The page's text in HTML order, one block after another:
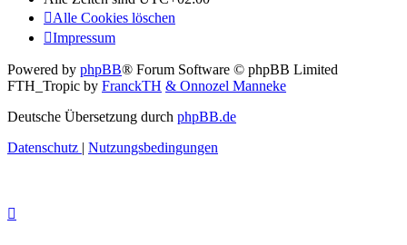
Alle Cookies löschen
Impressum
Powered by phpBB® Forum Software © phpBB Limited
FTH_Tropic by FranckTH & Onnozel Manneke
Deutsche Übersetzung durch phpBB.de
Datenschutz | Nutzungsbedingungen